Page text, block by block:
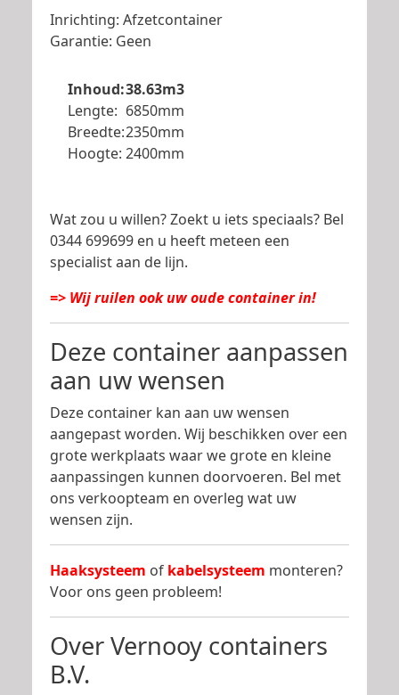
Inrichting: Afzetcontainer
Garantie: Geen
Inhoud:38.63m3
Lengte: 6850mm
Breedte:2350mm
Hoogte: 2400mm
Wat zou u willen? Zoekt u iets speciaals? Bel
0344 699699 en u heeft meteen een
specialist aan de lijn.
=> Wij ruilen ook uw oude container in!
Deze container aanpassen
aan uw wensen
Deze container kan aan uw wensen
aangepast worden. Wij beschikken over een
grote werkplaats waar we grote en kleine
aanpassingen kunnen doorvoeren. Bel met
ons verkoopteam en overleg wat uw
wensen zijn.
Haaksysteem of kabelsysteem monteren?
Voor ons geen probleem!
Over Vernooy containers
B.V.